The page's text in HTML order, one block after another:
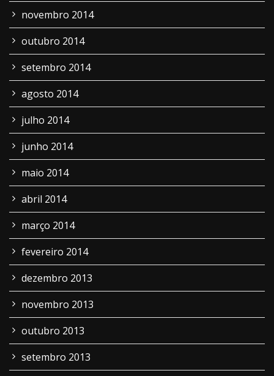
novembro 2014
outubro 2014
setembro 2014
agosto 2014
julho 2014
junho 2014
maio 2014
abril 2014
março 2014
fevereiro 2014
dezembro 2013
novembro 2013
outubro 2013
setembro 2013